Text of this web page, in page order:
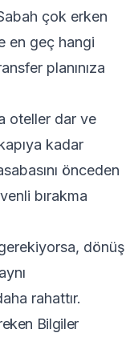
çok erken
en geç hangi
planınıza
oteller dar ve
kadar
önceden
bırakma
dönüş
rahattır.
Bilgiler